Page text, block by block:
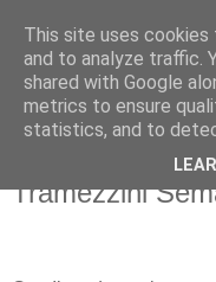
Tramezzini
This site uses
and to analyze traffic.
shared with Google
metrics to ensure
statistics, and to